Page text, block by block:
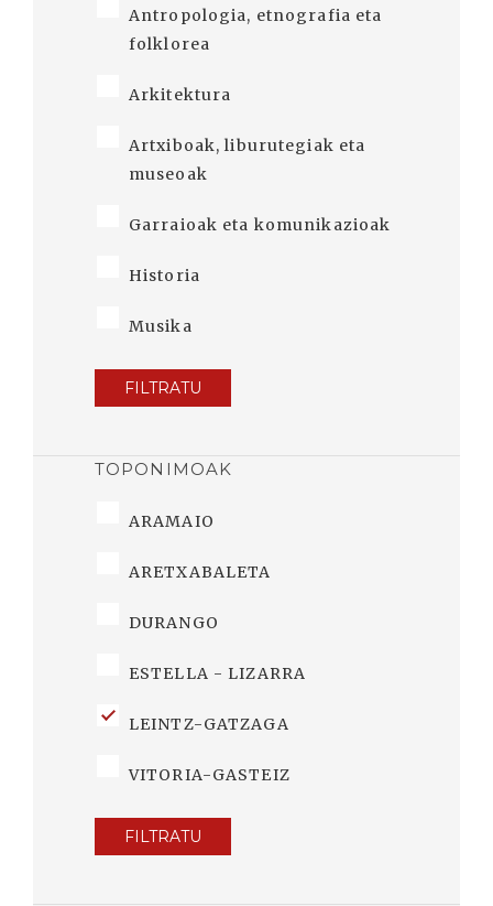
Antropologia, etnografia eta
folklorea
Arkitektura
Artxiboak, liburutegiak eta
museoak
Garraioak eta komunikazioak
Historia
Musika
FILTRATU
TOPONIMOAK
ARAMAIO
ARETXABALETA
DURANGO
ESTELLA - LIZARRA
LEINTZ-GATZAGA
VITORIA-GASTEIZ
FILTRATU